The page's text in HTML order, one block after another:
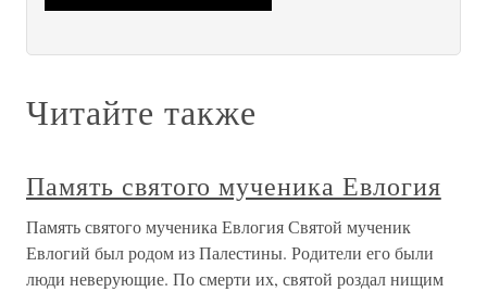
Читайте также
Память святого мученика Евлогия
Память святого мученика Евлогия Святой мученик
Евлогий был родом из Палестины. Родители его были
люди неверующие. По смерти их, святой роздал нищим